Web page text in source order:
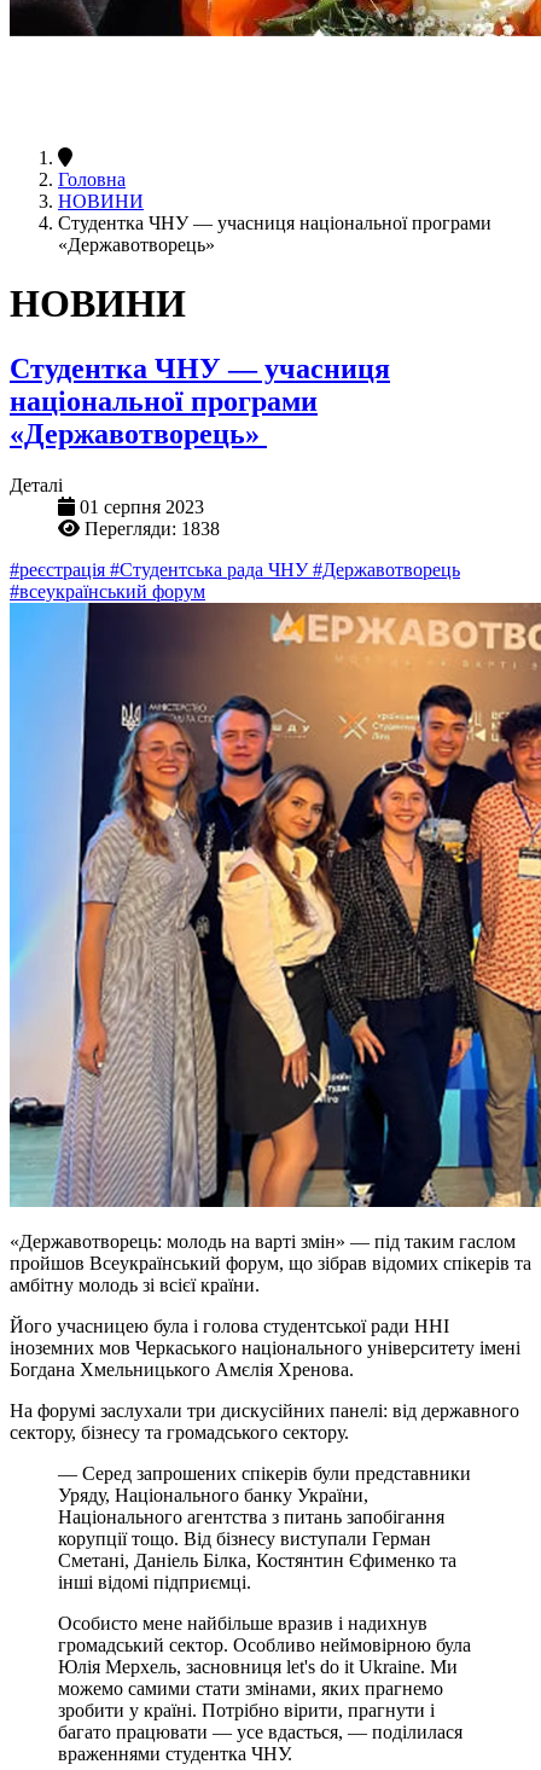
Головна
НОВИНИ
Студентка ЧНУ — учасниця національної програми
«Державотворець»
НОВИНИ
Студентка ЧНУ — учасниця
національної програми
«Державотворець»
Деталі
01 серпня 2023
Перегляди: 1838
#реєстрація #Студентська рада ЧНУ#Державотворець
#всеукраїнський форум
«Державотворець: молодь на варті змін» — під таким гаслом
пройшов Всеукраїнський форум, що зібрав відомих спікерів та
амбітну молодь зі всієї країни.
Його учасницею була і голова студентської ради ННІ
іноземних мов Черкаського національного університету імені
Богдана Хмельницького Амєлія Хренова.
На форумі заслухали три дискусійних панелі: від державного
сектору, бізнесу та громадського сектору.
— Серед запрошених спікерів були представники
Уряду, Національного банку України,
Національного агентства з питань запобігання
корупції тощо. Від бізнесу виступали Герман
Сметані, Даніель Білка, Костянтин Єфименко та
інші відомі підприємці.
Особисто мене найбільше вразив і надихнув
громадський сектор. Особливо неймовірною була
Юлія Мерхель, засновниця let's do it Ukraine. Ми
можемо самими стати змінами, яких прагнемо
зробити у країні. Потрібно вірити, прагнути і
багато працювати — усе вдасться, — поділилася
враженнями студентка ЧНУ.